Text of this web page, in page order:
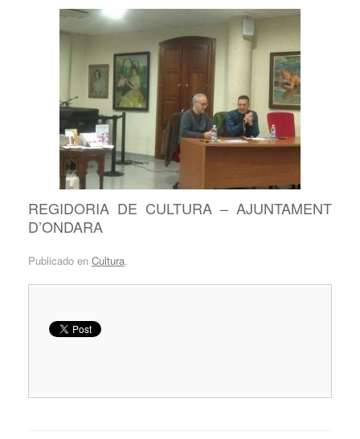
REGIDORIA DE CULTURA – AJUNTAMENT
D’ONDARA
Publicado en Cultura.